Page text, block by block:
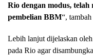
Rio dengan modus,
pembelian BBM“,
Lebih lanjut dijelaskan
pada Rio agar